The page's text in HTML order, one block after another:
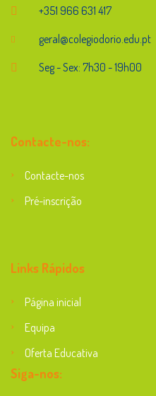
+351 966 631 417
geral@colegiodorio.edu.pt
Seg - Sex: 7h30 - 19h00
Contacte-nos:
Contacte-nos
Pré-inscrição
Links Rápidos
Página inicial
Equipa
Oferta Educativa
Siga-nos: